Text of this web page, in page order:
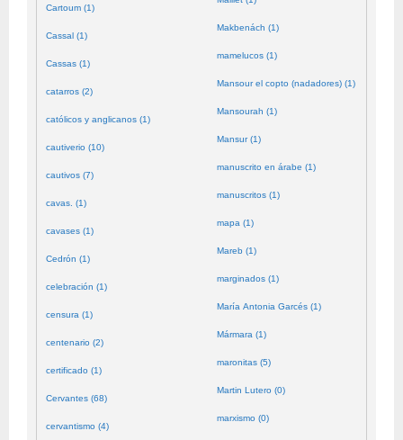
Cartoum (1)
Cassal (1)
Cassas (1)
catarros (2)
católicos y anglicanos (1)
cautiverio (10)
cautivos (7)
cavas. (1)
cavases (1)
Cedrón (1)
celebración (1)
censura (1)
centenario (2)
certificado (1)
Cervantes (68)
cervantismo (4)
Makbenách (1)
mamelucos (1)
Mansour el copto (nadadores) (1)
Mansourah (1)
Mansur (1)
manuscrito en árabe (1)
manuscritos (1)
mapa (1)
Mareb (1)
marginados (1)
María Antonia Garcés (1)
Mármara (1)
maronitas (5)
Martin Lutero (0)
marxismo (0)